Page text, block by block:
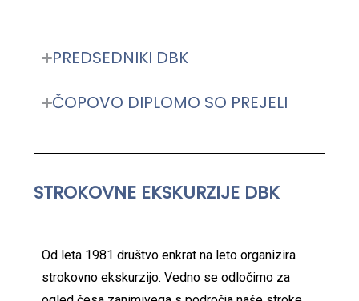
PREDSEDNIKI DBK
ČOPOVO DIPLOMO SO PREJELI
STROKOVNE EKSKURZIJE DBK
Od leta 1981 društvo enkrat na leto organizira
strokovno ekskurzijo. Vedno se odločimo za